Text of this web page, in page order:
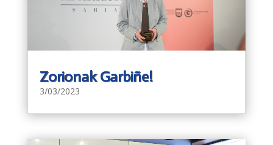
Zorionak Garbiñe!
3/03/2023